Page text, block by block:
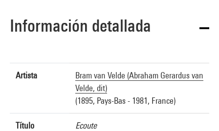
Información detallada
Artista
Bram van Velde (Abraham Gerardus van
Velde, dit)
(1895, Pays-Bas - 1981, France)
Título
Ecoute